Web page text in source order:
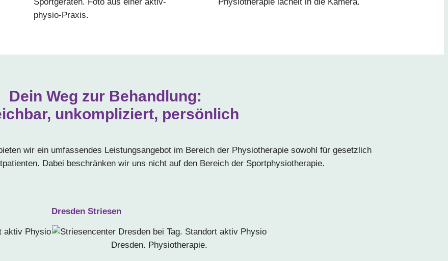
Dein Weg zur Behandlung:
unkompliziert, persönlich
wir ein umfassendes Leistungsangebot im Bereich der Physiotherapie sowohl für gesetzlich
Dabei beschränken wir uns nicht auf den Bereich der Sportphysiotherapie.
Dresden Striesen